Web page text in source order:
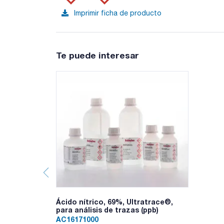
Imprimir ficha de producto
Te puede interesar
Ácido nítrico, 69%, Ultratrace®,
para análisis de trazas (ppb)
AC16171000